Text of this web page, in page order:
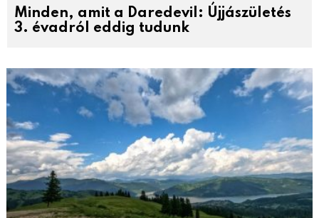
Minden, amit a Daredevil: Újjászületés
3. évadról eddig tudunk